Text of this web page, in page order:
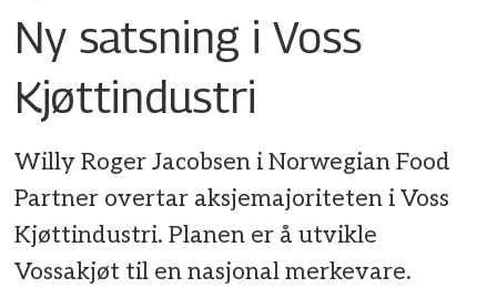
Ny satsning i Voss
Kjøttindustri
Willy Roger Jacobsen i Norwegian Food
Partner overtar aksjemajoriteten i Voss
Kjøttindustri. Planen er å utvikle
Vossakjøt til en nasjonal merkevare.